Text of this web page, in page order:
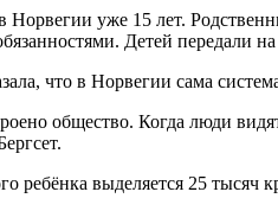
Норвегии уже 15 лет.
Детей передали
что в Норвегии сама
общество. Когда люди
ребёнка выделяется 25 тысяч